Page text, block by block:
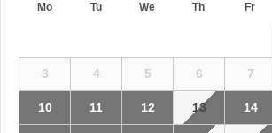
Mo Tu We Th Fr
3 4 5 6 7
10 11 12 13 14